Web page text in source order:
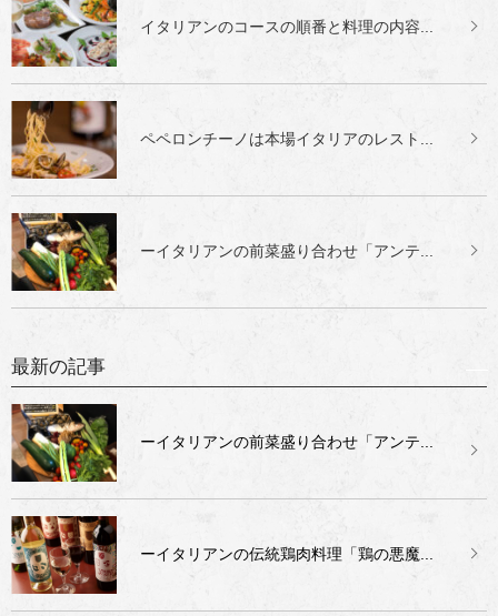
イタリアンのコースの順番と料理の内容...
ペペロンチーノは本場イタリアのレスト...
ーイタリアンの前菜盛り合わせ「アンテ...
最新の記事
ーイタリアンの前菜盛り合わせ「アンテ...
ーイタリアンの伝統鶏肉料理「鶏の悪魔...